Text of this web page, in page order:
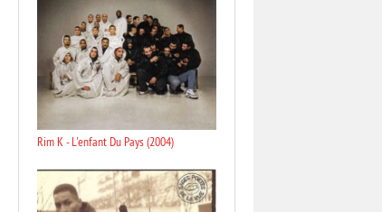
Rim K - L'enfant Du Pays (2004)